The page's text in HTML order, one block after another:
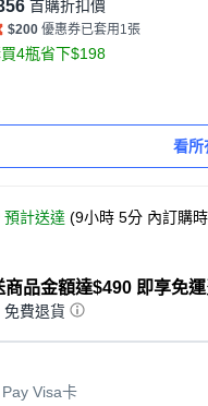
首購折扣價
$200 優惠券已套用1張
4瓶省下$198
看所
預計送達 (9小時 5分 內訂購時
商品金額達$490 即享免
免費退貨
Visa卡